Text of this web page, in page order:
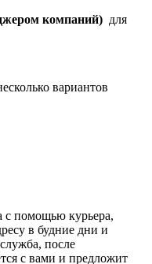
компаний) для
вариантов
с помощью курьера,
в будние дни и
после
с вами и предложит